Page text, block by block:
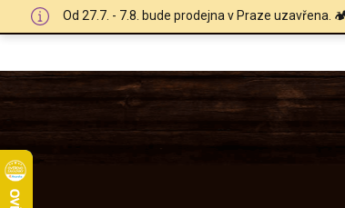
Od 27.7. - 7.8. bude prodejna v Praze uzavřena.